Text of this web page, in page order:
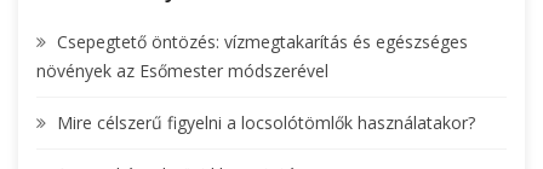
f
o
:
Csepegtető öntözés: vízmegtakarítás és egészséges
növények az Esőmester módszerével
Mire célszerű figyelni a locsolótömlők használatakor?